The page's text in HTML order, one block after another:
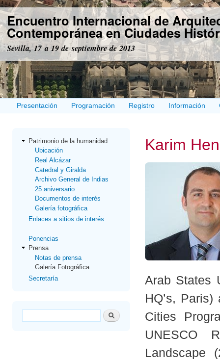
Encuentro Internacional de
Contemporánea en Ciudades
Sevilla, 17 a 19 de septiembre de 2013
Presentación Programación Registro Información
Patrimonio de la humanidad
Ubicación
Real Alcázar
Catedral y Giralda
Archivo General de Indias
25 aniversario
Documentos de interés
Galería fotográfica
Enlaces a sitios de interés
Ponencias
Prensa
Notas de prensa
Galería Fotográfica
Secretaría
Formulario de búsqueda Buscar
Karim
Arab States
HQ’s,
Cities
UNESCO
Landscape